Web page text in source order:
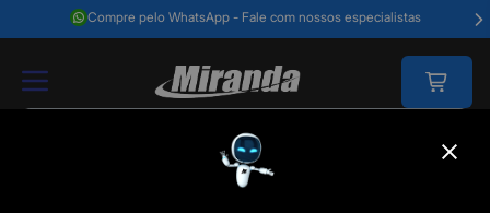
Compre pelo WhatsApp - Fale com nossos especialistas